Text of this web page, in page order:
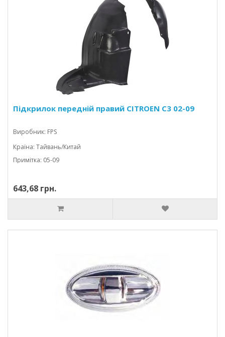
Підкрилок передній правий CITROEN C3 02-09
Виробник: FPS
Країна: Тайвань/Китай
Примітка: 05-09
643,68 грн.